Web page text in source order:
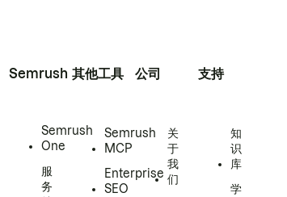
Semrush
Semrush
One
服
务
其他工具
Semrush
MCP
Enterprise
SEO
公司
关
于
我
们
支持
知
识
库
学